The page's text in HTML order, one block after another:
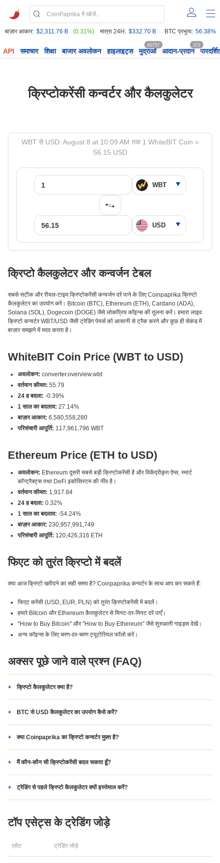
बाज़ार आकार: $2,311.76 B (0.31%) मात्रा 24H: $332.70 B BTC प्रभुत्व: 56.38%
API समाचार शिक्षा बाजार अवलोकन हाइलाइट्स मुद्राओं
60757
आदान-प्रदान
372
क्रिप्टोकरेंसी कन्वर्टर और कैलकुलेटर
WBT से USD: August 8 at 10:09 AM तक 1 WhiteBIT Coin =
56.15 USD
क्रिप्टो कैलकुलेटर और कन्वर्जन टेबल
सबसे सटीक और रीयल-टाइम क्रिप्टोकरेंसी कन्वर्जन दरें पाने के लिए Coinpaprika क्रिप्टो
कैलकुलेटर का उपयोग करें। Bitcoin (BTC), Ethereum (ETH), Cardano (ADA),
Solana (SOL), Dogecoin (DOGE) जैसे लोकप्रिय कॉइन्स की तुलना करें। हमारा लाइव
क्रिप्टो कन्वर्टर WBT/USD जैसी ट्रेडिंग पेयर्स को आसानी से ट्रैक करने और कुछ ही सेकंड में
बाज़ार समझने में मदद करता है।
WhiteBIT Coin Price (WBT to USD)
अवलोकन: converter.overview.wbt
वर्तमान कीमत: 55.79
24 ह बदला: -0.39%
1 साल का बदलाव: 27.14%
बाज़ार आकार: 6,580,558,280
परिसंचारी आपूर्ति: 117,961,796 WBT
Ethereum Price (ETH to USD)
अवलोकन: Ethereum दूसरी सबसे बड़ी क्रिप्टोकरेंसी है और विकेंद्रीकृत ऐप्स, स्मार्ट
कॉन्ट्रैक्ट्स तथा DeFi इकोसिस्टम की नींव है।
वर्तमान कीमत: 1,917.84
24 ह बदला: 0.32%
1 साल का बदलाव: -54.24%
बाज़ार आकार: 230,957,991,749
परिसंचारी आपूर्ति: 120,426,316 ETH
फिएट को तुरंत क्रिप्टो में बदलें
क्या आज क्रिप्टो खरीदने का सही समय है? Coinpaprika कन्वर्टर के साथ आप कर सकते हैं:
फिएट करेंसी (USD, EUR, PLN) को तुरंत क्रिप्टोकरेंसी में बदलें।
हमारे Bitcoin और Ethereum कैलकुलेटर से मिनट-दर-मिनट दरें पाएँ।
"How to Buy Bitcoin" और "How to Buy Ethereum" जैसे शुरुआती गाइड्स देखें।
अन्य कॉइन्स के लिए चरण-दर-चरण ट्यूटोरियल फॉलो करें।
अक्सर पूछे जाने वाले प्रश्न (FAQ)
क्रिप्टो कैलकुलेटर क्या है?
BTC से USD कैलकुलेटर का उपयोग कैसे करें?
क्या Coinpaprika का क्रिप्टो कन्वर्टर मुफ़्त है?
मैं कौन-कौन सी क्रिप्टोकरेंसी बदल सकता हूँ?
ट्रेडिंग से पहले क्रिप्टो कैलकुलेटर क्यों इस्तेमाल करें?
टॉप एसेट्स के ट्रेडिंग जोड़े
एसेट ट्रेडिंग जोड़े